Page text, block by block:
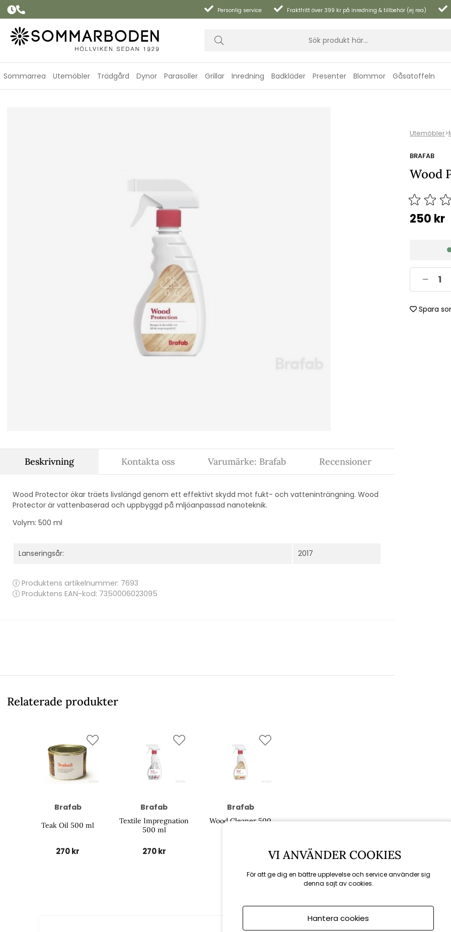
Personlig service Fraktfritt över 399 kr på inredning & tillbehör (ej rea)
Sommarrea Utemöbler Trädgård Dynor Parasoller Grillar Inredning Badkläder Presenter Blommor Gåsatoffeln
Utemöbler>
BRAFAB
Wood
250 kr
Spara
Beskrivning
Wood Protector ökar träets livslängd genom ett effektivt skydd mot fukt- och vatteninträngning. Wood
Protector är vattenbaserad och uppbyggd på mljöanpassad nanoteknik.
Volym: 500 ml
Lanseringsår: 2017
Produktens artikelnummer: 7693
Produktens EAN-kod: 7350006023095
Kontakta oss Varumärke: Brafab Recensioner
Relaterade produkter
Brafab
Teak Oil 500 ml
270 kr
Brafab
Textile Impregnation
500 ml
270 kr
Brafab
Wood Cleaner 500
Rekommenderade tillbehör
VI ANVÄNDER COOKIES
För att ge dig en bättre upplevelse och service använder sig
denna sajt av cookies.
Hantera cookies